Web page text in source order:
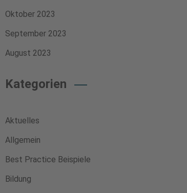
Oktober 2023
September 2023
August 2023
Kategorien
Aktuelles
Allgemein
Best Practice Beispiele
Bildung